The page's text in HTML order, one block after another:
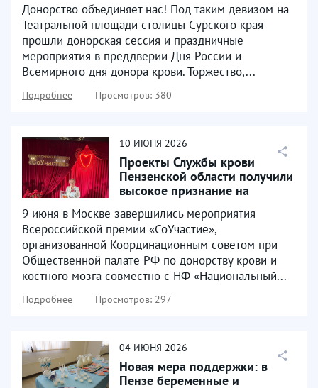
Донорство объединяет нас! Под таким девизом на
Театральной площади столицы Сурского края
прошли донорская сессия и праздничные
мероприятия в преддверии Дня России и
Всемирного дня донора крови. Торжество,...
Подробнее Просмотров: 380
10 ИЮНЯ 2026
Проекты Службы крови
Пензенской области получили
высокое признание на
9 июня в Москве завершились мероприятия
Всероссийской премии «СоУчастие»,
организованной Координационным советом при
Общественной палате РФ по донорству крови и
костного мозга совместно с НФ «Национальный...
Подробнее Просмотров: 297
04 ИЮНЯ 2026
Новая мера поддержки: в
Пензе беременные и